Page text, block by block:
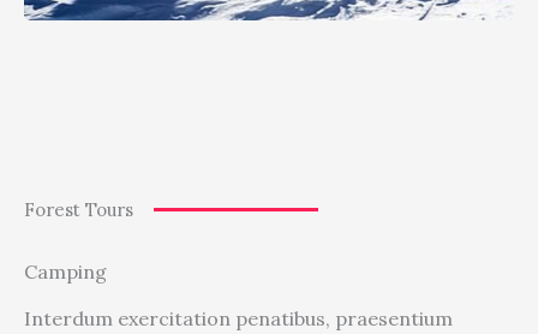
Forest Tours
Camping
Interdum exercitation penatibus, praesentium